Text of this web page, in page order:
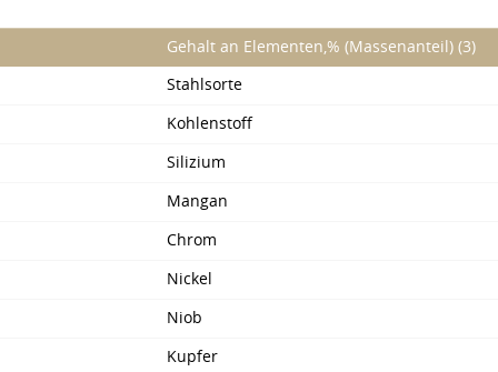
Gehalt an Elementen,% (Massenanteil) (3)
Stahlsorte
Kohlenstoff
Silizium
Mangan
Chrom
Nickel
Niob
Kupfer